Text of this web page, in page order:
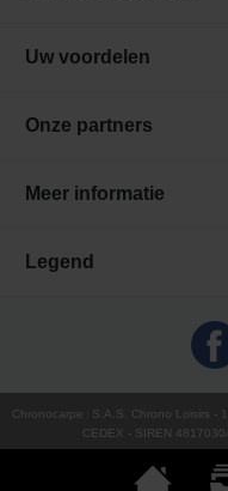
Uw voordelen
Onze partners
Meer informatie
Legend
Chronocarpe : S.A.S. Chrono Loisirs -
CEDEX - SIREN